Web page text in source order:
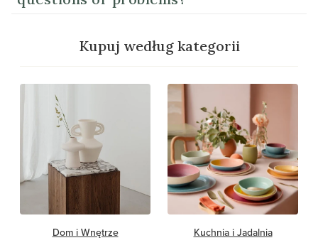
Kupuj według kategorii
Dom i Wnętrze Kuchnia i Jadalnia